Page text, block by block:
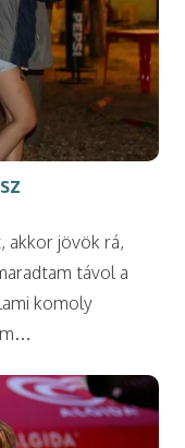
akkor jövök rá,
távol a
komoly